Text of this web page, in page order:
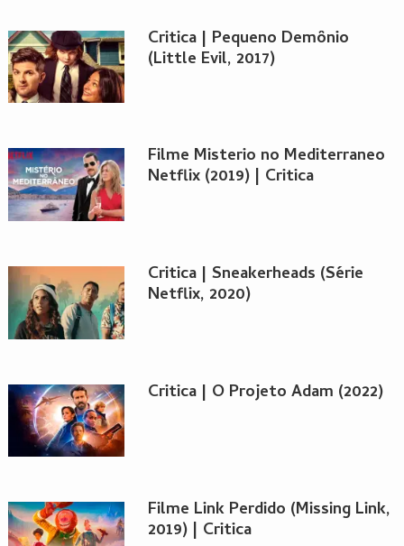
Critica | Pequeno Demônio
(Little Evil, 2017)
Filme Misterio no Mediterraneo
Netflix (2019) | Critica
Critica | Sneakerheads (Série
Netflix, 2020)
Critica | O Projeto Adam (2022)
Filme Link Perdido (Missing Link,
2019) | Critica